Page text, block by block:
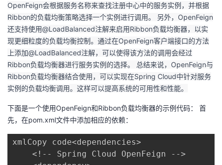
动
关
注
的
开
发
者
学
我
的
Programs
我
的
支
持
我
OpenFeign会根据服务名称来查找注册中心中的服务实例，并根据
Ribbon的负载均衡策略选择一个实例进行调用。 另外，OpenFeign
还支持使用@LoadBalanced注解来启用Ribbon负载均衡器，以实
现更细粒度的负载均衡控制。通过在OpenFeign客户端接口的方法
上添加@LoadBalanced注解，可以使得该方法的调用会经过
Ribbon负载均衡器进行服务实例的选择。 总结来说，OpenFeign与
Ribbon负载均衡器结合使用，可以实现在Spring Cloud中针对服务
实例的负载均衡调用。这样可以提高系统的可用性和性能。
下面是一个使用OpenFeign和Ribbon负载均衡器的示例代码： 首
先，在pom.xml文件中添加相应的依赖：
xmlCopy code<dependencies>
    <!-- Spring Cloud OpenFeign -->